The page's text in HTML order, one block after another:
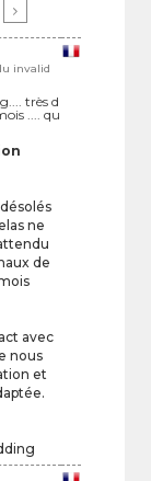
invalid
très d
.... qu
ne
de
avec
nous
et